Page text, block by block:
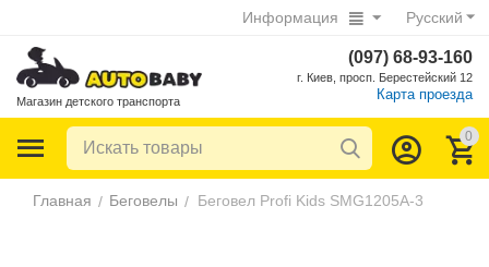
Русский
Информация
Магазин детского транспорта
(097) 68-93-160
г. Киев, просп. Берестейский 12
Карта проезда
0
Главная / Беговелы / Беговел Profi Kids SMG1205A-3